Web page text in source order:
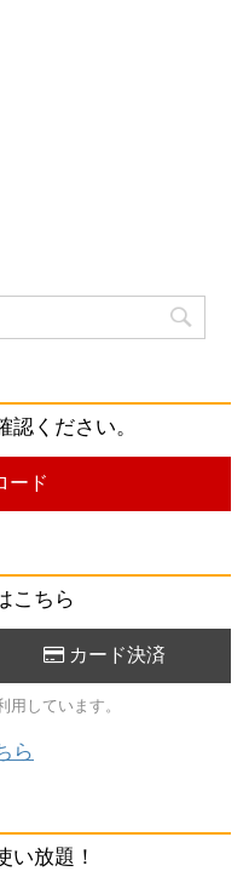
認ください。
ード
こちら
カード決済
用しています。
ら
い放題！